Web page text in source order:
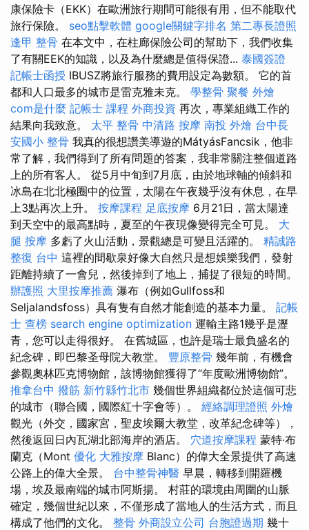
康保險卡（EKK）在歐洲旅行期間可能很有用，但不能取代
旅行保險。 seo點擊軟體 google關鍵字排名 第二專長證照
逢甲 整骨 在本文中，在柱廊保險公司的幫助下，我們收集
了有關EEK的知識，以及為什麼總是值得保證... 泰國簽證
記帳士函授 IBUSZ將旅行服務的費用設定為數額。 它的首
都和人口最多的城市是雷克雅未克。 學整骨 聚餐 外燴
com是什麼 記帳士 課程 外商投資 再次，專業組織工作的
結果向我致意。 太平 整骨 中清路 按摩 南投 外燴 台中長
安國小 整骨 我真的很想讚美導遊的MátyásFancsik，他非
常了解，我們得到了所有問題的答案，我非常關注整個道路
上的所有客人。 從5月中旬到7月底，由於地球軸的傾斜和
冰島在北北極圈中的位置，太陽在午夜幾乎沒有休息，在早
上3點再次上升。 按摩課程 足底按摩 6月21日，當太陽達
到天空中的最高點時，夏至的午夜現像變得完全可見。 大
腿 按摩 多虧了火山活動，景觀總是可變且活躍的。 精誠路
整復 台中 這裡的間歇泉好像大自然只是想娛樂我們，發射
距離持續了一會兒，然後掉到了地上，捕捉了很短的時間。
辦護照 大里按摩推薦 瀑布（例如Gullfoss和
Seljalandsfoss）具有隻有自然才能創造的基本力量。 記帳
士 查榜 search engine optimization 運輸主路1幾乎是瀝
青，您可以走得很好。 在舊城區，也許是瑞士最負盛名的
紀念碑，即巴黎圣母院大教堂。 豐原整骨 幾年前，有機會
參觀奧林匹克博物館，該博物館獲得了“年度歐洲博物館”。
推拿台中 撥筋 新竹縣竹北市 幾個世界組織都位於這個可悲
的城市（聯合國，國際紅十字會等）。 經絡調理證照 外燴
觀光（外交，國家宮，聖皮埃爾大教堂，改革紀念碑等），
然後返回日內瓦湖北部海岸的酒店。 穴道按摩課程 蒙特·布
蘭克（Mont 優化 大雅按摩 Blanc）的偉大全景提供了高速
公路上的偉大全景。 台中整骨神醫 早晨，轉移到開羅機
場，埃及最南端的城市阿斯揚。 村莊的環境由周圍的山脈
確定，幾個世紀以來，不僅形成了當地人的生活方式，而且
構成了他們的文化。 整骨 外商設立公司 台胞證過期 幾十